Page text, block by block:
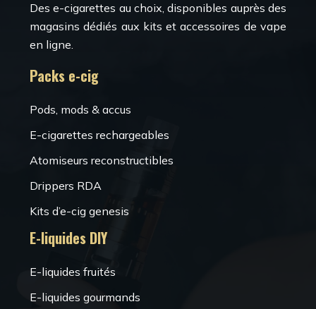
Des e-cigarettes au choix, disponibles auprès des
magasins dédiés aux kits et accessoires de vape
en ligne.
Packs e-cig
Pods, mods & accus
E-cigarettes rechargeables
Atomiseurs reconstructibles
Drippers RDA
Kits d’e-cig genesis
E-liquides DIY
E-liquides fruités
E-liquides gourmands